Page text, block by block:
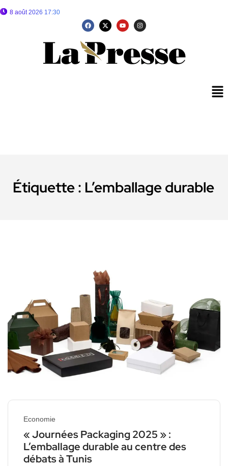
8 août 2026 17:30
Étiquette : L’emballage durable
Economie
« Journées Packaging 2025 » :
L’emballage durable au centre des
débats à Tunis